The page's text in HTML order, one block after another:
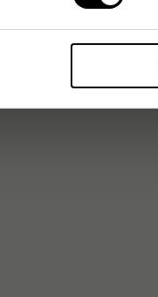
servering og